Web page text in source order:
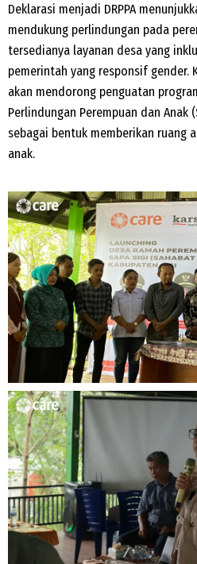
Deklarasi menjadi DRPPA
mendukung perlindungan pada
tersedianya layanan desa yang
pemerintah yang responsif gender.
akan mendorong penguatan
Perlindungan Perempuan dan Anak
sebagai bentuk memberikan ruang
anak.